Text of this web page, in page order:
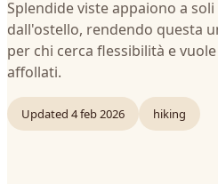
Splendide viste appaiono a
dall'ostello, rendendo questa
per chi cerca flessibilità e
affollati.
Updated 4 feb 2026 hiking